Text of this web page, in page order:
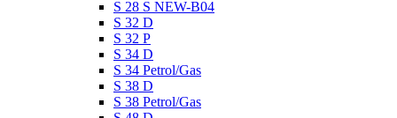
S 28 S NEW-B04
S 32 D
S 32 P
S 34 D
S 34 Petrol/Gas
S 38 D
S 38 Petrol/Gas